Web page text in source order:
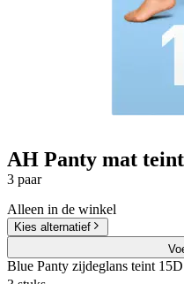
AH Panty mat
3 paar
Alleen in de winkel
Kies alternatief
Blue Panty zijdeglans teint